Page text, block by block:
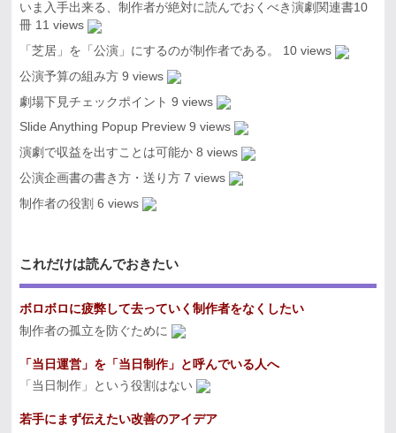
いま入手出来る、制作者が絶対に読んでおくべき演劇関連書10
冊 11 views
「芝居」を「公演」にするのが制作者である。
10 views
公演予算の組み方 9 views
劇場下見チェックポイント 9 views
Slide Anything Popup Preview 9 views
演劇で収益を出すことは可能か 8 views
公演企画書の書き方・送り方 7 views
制作者の役割 6 views
これだけは読んでおきたい
ボロボロに疲弊して去っていく制作者をなくしたい
制作者の孤立を防ぐために
「当日運営」を「当日制作」と呼んでいる人へ
「当日制作」という役割はない
若手にまず伝えたい改善のアイデア